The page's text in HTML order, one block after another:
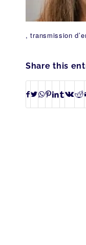
, transmission
Share this